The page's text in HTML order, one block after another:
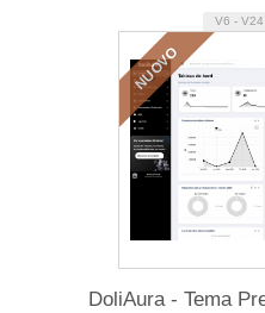
NUOVO
V6 - V24
DoliAura - Tema